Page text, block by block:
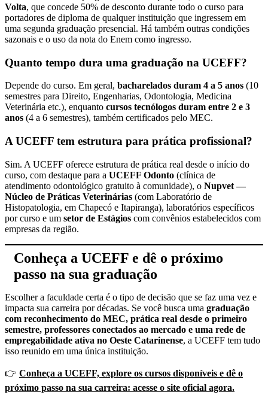
Volta, que concede 50% de desconto durante todo o curso para
portadores de diploma de qualquer instituição que ingressem em
uma segunda graduação presencial. Há também outras condições
sazonais e o uso da nota do Enem como ingresso.
Quanto tempo dura uma graduação na UCEFF?
Depende do curso. Em geral, bacharelados duram 4 a 5 anos (10
semestres para Direito, Engenharias, Odontologia, Medicina
Veterinária etc.), enquanto cursos tecnólogos duram entre 2 e 3
anos (4 a 6 semestres), também certificados pelo MEC.
A UCEFF tem estrutura para prática profissional?
Sim. A UCEFF oferece estrutura de prática real desde o início do
curso, com destaque para a UCEFF Odonto (clínica de
atendimento odontológico gratuito à comunidade), o Nupvet —
Núcleo de Práticas Veterinárias (com Laboratório de
Histopatologia, em Chapecó e Itapiranga), laboratórios específicos
por curso e um setor de Estágios com convênios estabelecidos com
empresas da região.
Conheça a UCEFF e dê o próximo
passo na sua graduação
Escolher a faculdade certa é o tipo de decisão que se faz uma vez e
impacta sua carreira por décadas. Se você busca uma graduação
com reconhecimento do MEC, prática real desde o primeiro
semestre, professores conectados ao mercado e uma rede de
empregabilidade ativa no Oeste Catarinense, a UCEFF tem tudo
isso reunido em uma única instituição.
👉 Conheça a UCEFF, explore os cursos disponíveis e dê o
próximo passo na sua carreira: acesse o site oficial agora.